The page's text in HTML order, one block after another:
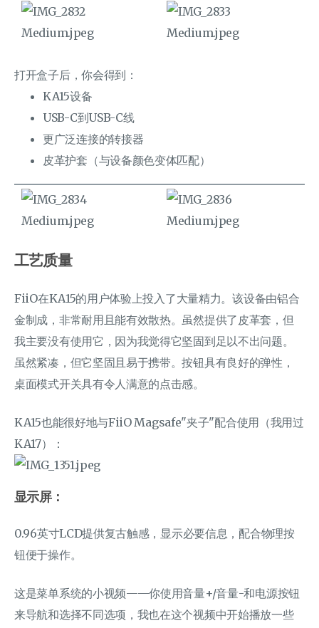
打开盒子后，你会得到：
KA15设备
USB-C到USB-C线
更广泛连接的转接器
皮革护套（与设备颜色变体匹配）
工艺质量
FiiO在KA15的用户体验上投入了大量精力。该设备由铝合
金制成，非常耐用且能有效散热。虽然提供了皮革套，但
我主要没有使用它，因为我觉得它坚固到足以不出问题。
虽然紧凑，但它坚固且易于携带。按钮具有良好的弹性，
桌面模式开关具有令人满意的点击感。
KA15也能很好地与FiiO Magsafe"夹子"配合使用（我用过
KA17）：
显示屏：
0.96英寸LCD提供复古触感，显示必要信息，配合物理按
钮便于操作。
这是菜单系统的小视频——你使用音量+/音量-和电源按钮
来导航和选择不同选项，我也在这个视频中开始播放一些